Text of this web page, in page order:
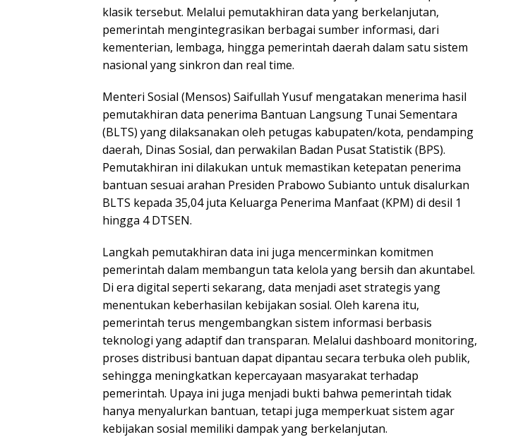
klasik tersebut. Melalui pemutakhiran data yang berkelanjutan,
pemerintah mengintegrasikan berbagai sumber informasi, dari
kementerian, lembaga, hingga pemerintah daerah dalam satu sistem
nasional yang sinkron dan real time.
Menteri Sosial (Mensos) Saifullah Yusuf mengatakan menerima hasil
pemutakhiran data penerima Bantuan Langsung Tunai Sementara
(BLTS) yang dilaksanakan oleh petugas kabupaten/kota, pendamping
daerah, Dinas Sosial, dan perwakilan Badan Pusat Statistik (BPS).
Pemutakhiran ini dilakukan untuk memastikan ketepatan penerima
bantuan sesuai arahan Presiden Prabowo Subianto untuk disalurkan
BLTS kepada 35,04 juta Keluarga Penerima Manfaat (KPM) di desil 1
hingga 4 DTSEN.
Langkah pemutakhiran data ini juga mencerminkan komitmen
pemerintah dalam membangun tata kelola yang bersih dan akuntabel.
Di era digital seperti sekarang, data menjadi aset strategis yang
menentukan keberhasilan kebijakan sosial. Oleh karena itu,
pemerintah terus mengembangkan sistem informasi berbasis
teknologi yang adaptif dan transparan. Melalui dashboard monitoring,
proses distribusi bantuan dapat dipantau secara terbuka oleh publik,
sehingga meningkatkan kepercayaan masyarakat terhadap
pemerintah. Upaya ini juga menjadi bukti bahwa pemerintah tidak
hanya menyalurkan bantuan, tetapi juga memperkuat sistem agar
kebijakan sosial memiliki dampak yang berkelanjutan.